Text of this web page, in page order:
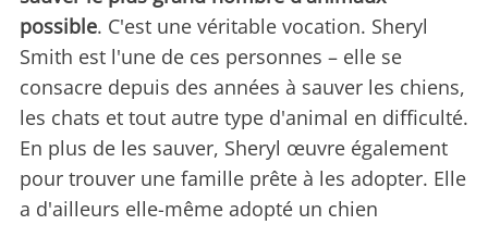
possible. C'est une véritable vocation. Sheryl
Smith est l'une de ces personnes – elle se
consacre depuis des années à sauver les chiens,
les chats et tout autre type d'animal en difficulté.
En plus de les sauver, Sheryl œuvre également
pour trouver une famille prête à les adopter. Elle
a d'ailleurs elle-même adopté un chien